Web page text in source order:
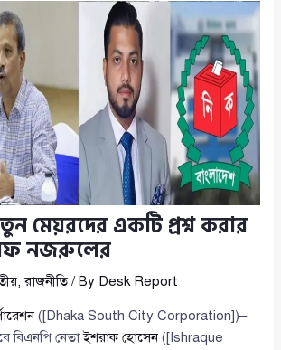
মেয়রদের একটি প্রশ্ন করার
নজরুলের
,রাজনীতি/ By Desk Report
([Dhaka South City Corporation])–
বিএনপি নেতাইশরাক হোসেন([Ishraque